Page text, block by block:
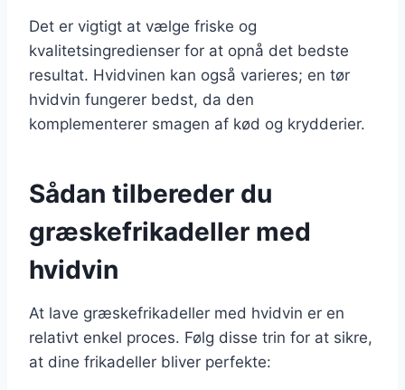
Det er vigtigt at vælge friske og
kvalitetsingredienser for at opnå det bedste
resultat. Hvidvinen kan også varieres; en tør
hvidvin fungerer bedst, da den
komplementerer smagen af kød og krydderier.
Sådan tilbereder du
græskefrikadeller med
hvidvin
At lave græskefrikadeller med hvidvin er en
relativt enkel proces. Følg disse trin for at sikre,
at dine frikadeller bliver perfekte: